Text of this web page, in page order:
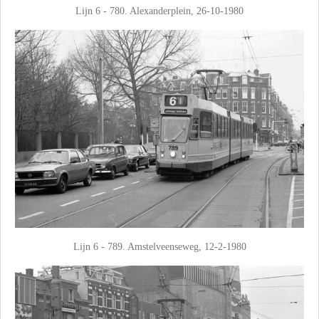
Lijn 6 - 780. Alexanderplein, 26-10-1980
Lijn 6 - 789. Amstelveenseweg, 12-2-1980